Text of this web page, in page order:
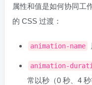
属性和值是如何协同工
的 CSS 过渡：
animation-name
animation-
常以秒（0 秒、4 秒